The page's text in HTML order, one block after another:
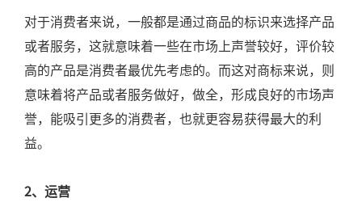
对于消费者来说，一般都是通过商品的标识来选择产品
或者服务，这就意味着一些在市场上声誉较好，评价较
高的产品是消费者最优先考虑的。而这对商标来说，则
意味着将产品或者服务做好，做全，形成良好的市场声
誉，能吸引更多的消费者，也就更容易获得最大的利
益。
2、运营